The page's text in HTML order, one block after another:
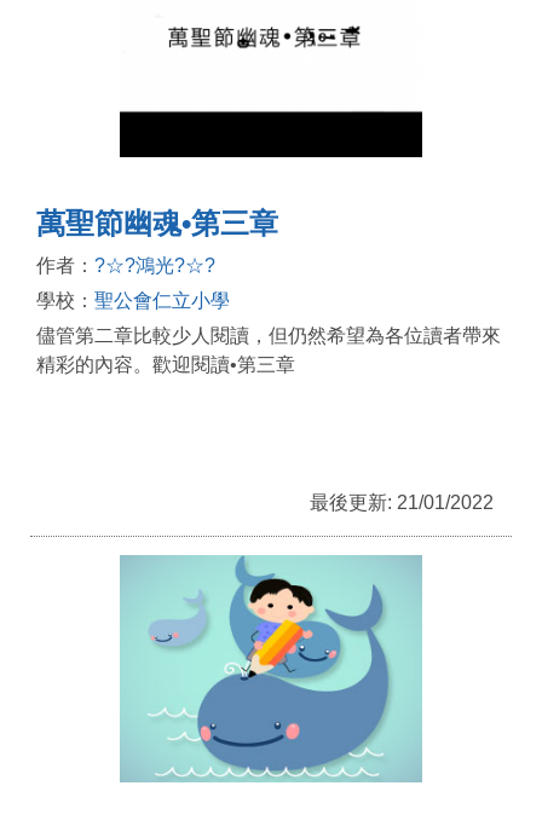
萬聖節幽魂•第三章
作者： ?☆?鴻光?☆?
學校： 聖公會仁立小學
儘管第二章比較少人閱讀，但仍然希望為各位讀者帶來
精彩的內容。歡迎閱讀•第三章
最後更新: 21/01/2022